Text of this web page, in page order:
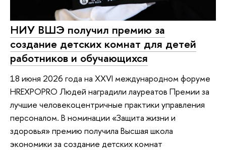
НИУ ВШЭ получил премию за
создание детских комнат для детей
работников и обучающихся
18 июня 2026 года на XXVI международном форуме
HREХPOPRO Людей наградили лауреатов Премии за
лучшие человекоцентричные практики управления
персоналом. В номинации «Защита жизни и
здоровья» премию получила Высшая школа
экономики за создание детских комнат